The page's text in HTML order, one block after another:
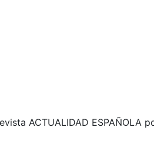
ACTUALIDAD ESPAÑOLA